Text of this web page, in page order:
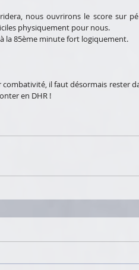
nous ouvrirons le score sur
physiquement pour nous.
la 85ème minute fort logiquement.
combativité, il faut désormais rester
en DHR !